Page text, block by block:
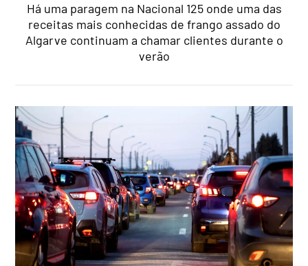
Há uma paragem na Nacional 125 onde uma das
receitas mais conhecidas de frango assado do
Algarve continuam a chamar clientes durante o
verão